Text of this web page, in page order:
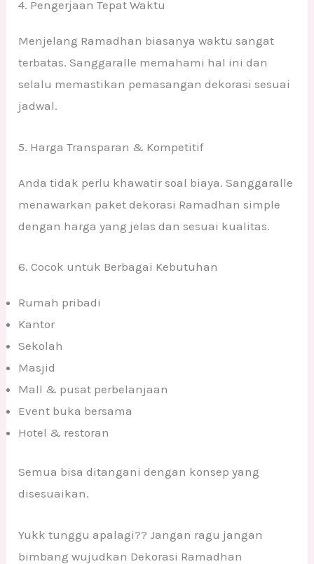
4. Pengerjaan Tepat Waktu
Menjelang Ramadhan biasanya waktu sangat
terbatas. Sanggaralle memahami hal ini dan
selalu memastikan pemasangan dekorasi sesuai
jadwal.
5. Harga Transparan & Kompetitif
Anda tidak perlu khawatir soal biaya. Sanggaralle
menawarkan paket dekorasi Ramadhan simple
dengan harga yang jelas dan sesuai kualitas.
6. Cocok untuk Berbagai Kebutuhan
Rumah pribadi
Kantor
Sekolah
Masjid
Mall & pusat perbelanjaan
Event buka bersama
Hotel & restoran
Semua bisa ditangani dengan konsep yang
disesuaikan.
Yukk tunggu apalagi?? Jangan ragu jangan
bimbang wujudkan Dekorasi Ramadhan